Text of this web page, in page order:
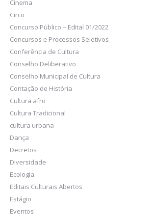
Cinema
Circo
Concurso Público – Edital 01/2022
Concursos e Processos Seletivos
Conferência de Cultura
Conselho Deliberativo
Conselho Municipal de Cultura
Contação de História
Cultura afro
Cultura Tradicional
cultura urbana
Dança
Decretos
Diversidade
Ecologia
Editais Culturais Abertos
Estágio
Eventos